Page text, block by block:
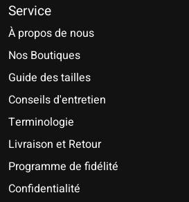
Service
À propos de nous
Nos Boutiques
Guide des tailles
Conseils d'entretien
Terminologie
Livraison et Retour
Programme de fidélité
Confidentialité